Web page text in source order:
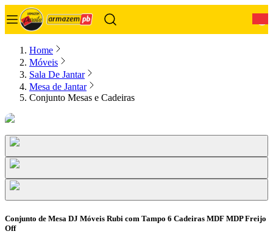
Home
Móveis
Sala De Jantar
Mesa de Jantar
Conjunto Mesas e Cadeiras
Conjunto de Mesa DJ Móveis Rubi com Tampo 6 Cadeiras MDF MDP Freijo
Off